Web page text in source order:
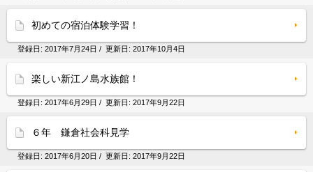
初めての宿泊体験学習！
登録日: 2017年7月24日 / 更新日: 2017年10月4日
楽しい新江ノ島水族館！
登録日: 2017年6月29日 / 更新日: 2017年9月22日
６年 鎌倉社会科見学
登録日: 2017年6月20日 / 更新日: 2017年9月22日